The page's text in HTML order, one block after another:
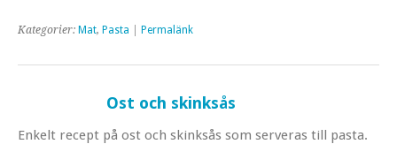
Kategorier: Mat, Pasta Permalänk
Ost och skinksås
Enkelt recept på ost och skinksås som serveras till pasta.